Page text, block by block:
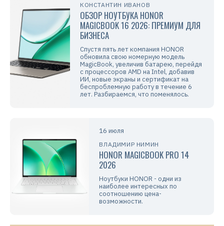
КОНСТАНТИН ИВАНОВ
ОБЗОР НОУТБУКА HONOR
MAGICBOOK 16 2026: ПРЕМИУМ ДЛЯ
БИЗНЕСА
Спустя пять лет компания HONOR
обновила свою номерную модель
MagicBook, увеличив батарею, перейдя
с процессоров AMD на Intel, добавив
ИИ, новые экраны и сертификат на
беспроблемную работу в течение 6
лет. Разбираемся, что поменялось.
16 июля
ВЛАДИМИР НИМИН
HONOR MAGICBOOK PRO 14
2026
Ноутбуки HONOR - одни из
наиболее интересных по
соотношению цена-
возможности.